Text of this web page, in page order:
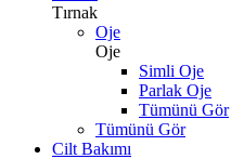
Tırnak
Oje
Oje
Simli Oje
Parlak Oje
Tümünü Gör
Tümünü Gör
Cilt Bakımı